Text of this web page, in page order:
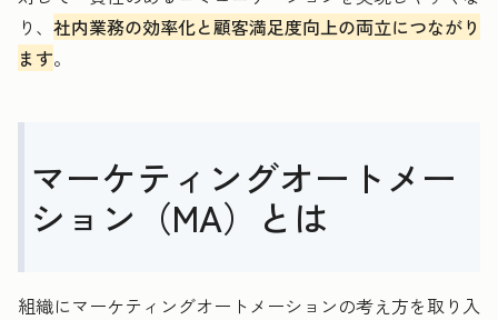
り、 社内業務の効率化と顧客満足度向上の両立につながり
ます。
マーケティングオートメー
ション（MA）とは
組織にマーケティングオートメーションの考え方を取り入